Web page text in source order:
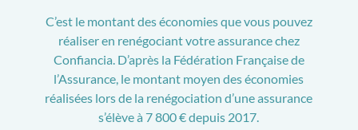
C’est le montant des économies que vous pouvez
réaliser en renégociant votre assurance chez
Confiancia. D’après la Fédération Française de
l’Assurance, le montant moyen des économies
réalisées lors de la renégociation d’une assurance
s’élève à 7 800 € depuis 2017.